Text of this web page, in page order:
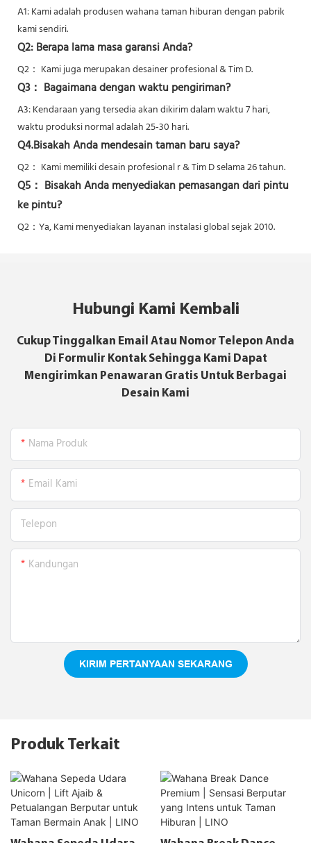
A1: Kami adalah produsen wahana taman hiburan dengan pabrik
kami sendiri.
Q2: Berapa lama masa garansi Anda?
Q2： Kami juga merupakan desainer profesional & Tim D.
Q3： Bagaimana dengan waktu pengiriman?
A3: Kendaraan yang tersedia akan dikirim dalam waktu 7 hari,
waktu produksi normal adalah 25-30 hari.
Q4.Bisakah Anda mendesain taman baru saya?
Q2： Kami memiliki desain profesional r & Tim D selama 26 tahun.
Q5： Bisakah Anda menyediakan pemasangan dari pintu
ke pintu?
Q2：Ya,Kami menyediakan layanan instalasi global sejak 2010.
Hubungi Kami Kembali
Cukup Tinggalkan Email Atau Nomor Telepon Anda
Di Formulir Kontak Sehingga Kami Dapat
Mengirimkan Penawaran Gratis Untuk Berbagai
Desain Kami
Nama Produk
Email Kami
Telepon
Kandungan
KIRIM PERTANYAAN SEKARANG
Produk Terkait